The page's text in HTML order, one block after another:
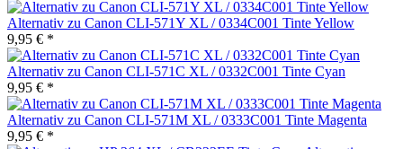
Alternativ zu Canon CLI-571Y XL / 0334C001 Tinte Yellow
9,95 € *
Alternativ zu Canon CLI-571C XL / 0332C001 Tinte Cyan
9,95 € *
Alternativ zu Canon CLI-571M XL / 0333C001 Tinte Magenta
9,95 € *